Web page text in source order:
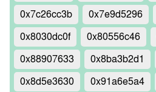
0x7c26cc3b
0x7e9d5296
0x8030dc0f
0x80556c46
0x88907633
0x8ba3b2d1
0x8d5e3630
0x91a6e5a4